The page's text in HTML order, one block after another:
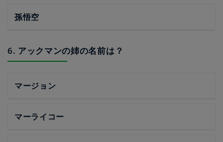
孫悟空
6. アックマンの姉の名前は？
マージョン
マーライコー